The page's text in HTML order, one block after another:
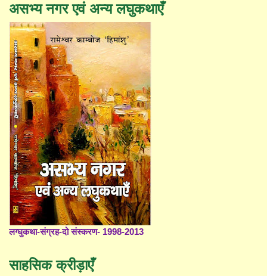
असभ्य नगर एवं अन्य लघुकथाएँ
लग्घुकथा-संग्रह-दो संस्करण- 1998-2013
साहसिक क्रीड़ाएँ